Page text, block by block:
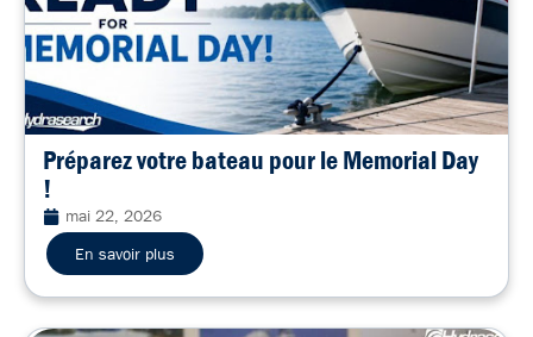
Préparez votre bateau pour le Memorial Day
!
mai 22, 2026
En savoir plus